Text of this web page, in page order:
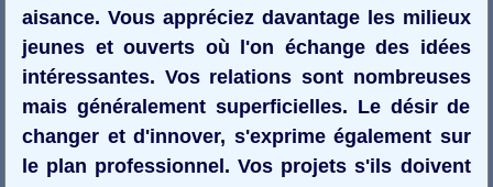
aisance. Vous appréciez davantage les milieux
jeunes et ouverts où l'on échange des idées
intéressantes. Vos relations sont nombreuses
mais généralement superficielles. Le désir de
changer et d'innover, s'exprime également sur
le plan professionnel. Vos projets s'ils doivent